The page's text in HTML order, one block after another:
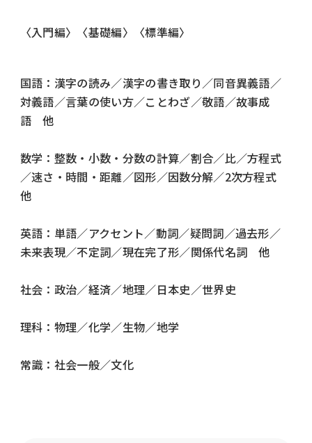
〈入門編〉〈基礎編〉〈標準編〉
国語：漢字の読み／漢字の書き取り／同音異義語／
対義語／言葉の使い方／ことわざ／敬語／故事成
語 他
数学：整数・小数・分数の計算／割合／比／方程式
／速さ・時間・距離／図形／因数分解／2次方程式
他
英語：単語／アクセント／動詞／疑問詞／過去形／
未来表現／不定詞／現在完了形／関係代名詞 他
社会：政治／経済／地理／日本史／世界史
理科：物理／化学／生物／地学
常識：社会一般／文化